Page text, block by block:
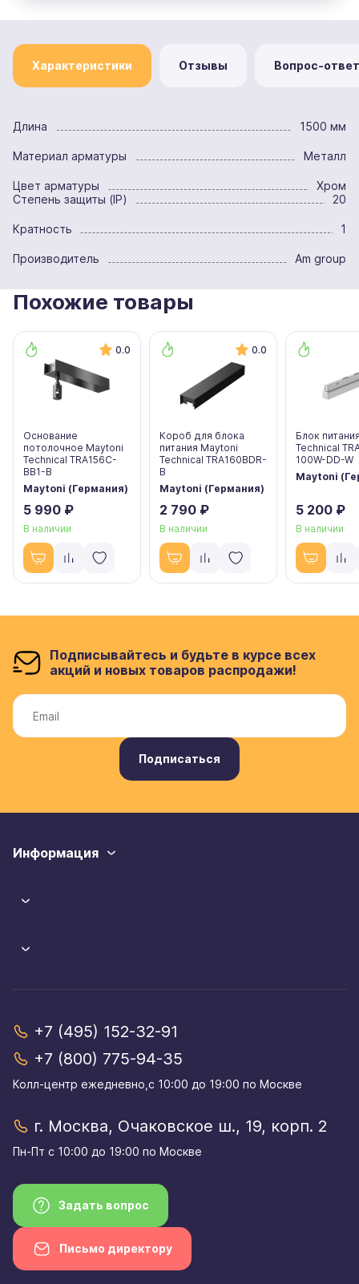
Характеристики Отзывы Вопрос-ответ
Длина 1500 мм
Материал арматуры Металл
Цвет арматуры
Хром
Степень защиты (IP)
20
Кратность 1
Производитель Am group
Похожие товары
0.0
Основание
потолочное Maytoni
Technical TRA156C-
BB1-B
Maytoni (Германия)
5 990 ₽
В наличии
0.0
Короб для блока
питания Maytoni
Technical TRA160BDR-
B
Maytoni (Германия)
2 790 ₽
В наличии
Блок
Technical
100W-DD-W
Maytoni
5 200 ₽
В наличии
Подписывайтесь и будьте в курсе всех
акций и новых товаров распродажи!
Подписаться
Информация
+7 (495) 152-32-91
+7 (800) 775-94-35
Колл-центр eжедневно,с 10:00 до 19:00 по Москве
г. Москва, Очаковское ш., 19, корп. 2
Пн-Пт с 10:00 до 19:00 по Москве
Задать вопрос
Письмо директору